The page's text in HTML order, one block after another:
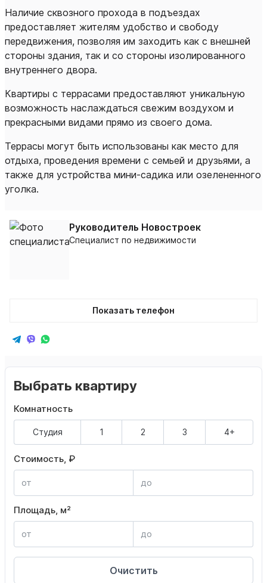
Наличие сквозного прохода в подъездах
предоставляет жителям удобство и свободу
передвижения, позволяя им заходить как с внешней
стороны здания, так и со стороны изолированного
внутреннего двора.
Квартиры с террасами предоставляют уникальную
возможность наслаждаться свежим воздухом и
прекрасными видами прямо из своего дома.
Террасы могут быть использованы как место для
отдыха, проведения времени с семьей и друзьями, а
также для устройства мини-садика или озелененного
уголка.
Руководитель Новостроек
Специалист по недвижимости
Показать телефон
Выбрать квартиру
Комнатность
Студия 1 2 3 4+
Стоимость, ₽
Площадь, м²
Очистить